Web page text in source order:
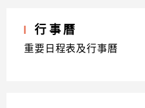
行事曆
重要日程表及行事曆